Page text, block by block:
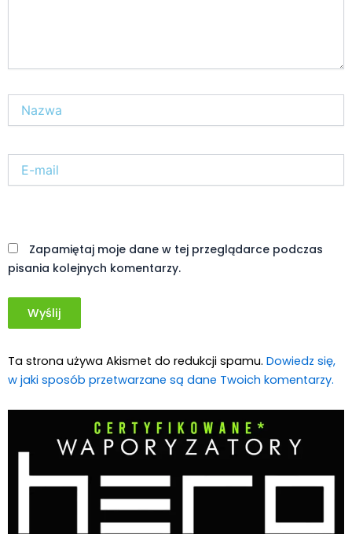
Nazwa*
mail*
Zapamiętaj moje dane w tej przeglądarce podczas
pisania kolejnych komentarzy.
Ta strona używa Akismet do redukcji spamu. Dowiedz się,
w jaki sposób przetwarzane są dane Twoich komentarzy.